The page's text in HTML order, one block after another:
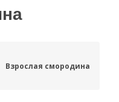
Взрослая смородина